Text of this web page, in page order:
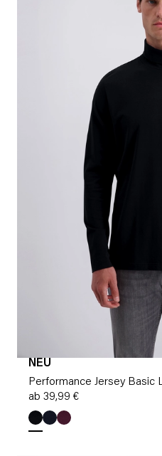
NEU
Performance Jersey Basic
ab 39,99 €